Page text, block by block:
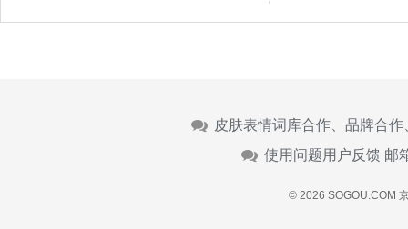
皮肤表情词库合作、品牌合
使用问题用户反馈 邮
© 2026 SOGOU.COM